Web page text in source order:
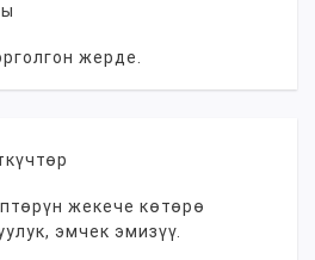
жерде.
жекече көтөрө
эмчек эмизүү.